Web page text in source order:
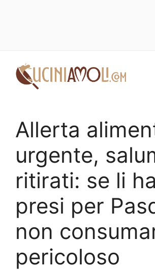
contenuto
Allerta
urgente,
ritirati: se li
presi per
non
pericoloso